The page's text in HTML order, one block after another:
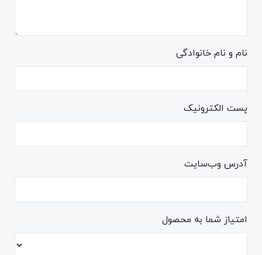
نام و نام خانوادگی
پست الکترونیک
آدرس وب‌سایت
امتیاز شما به محصول